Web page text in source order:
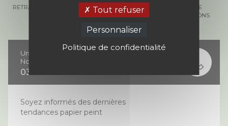
COMMANDE
D'ÉCHANTILLONS
PAIEMENT 100%
RETRAIT GRATUIT EN
Une question ?
Notre équipe vous répond
03 74 02 81 82
Soyez informés des dernières
tendances papier peint
Tout refuser
Personnaliser
Politique de confidentialité